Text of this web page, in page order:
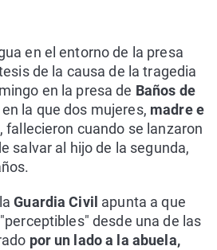
en el entorno de la presa
de la causa de la tragedia
en la presa de Baños de
en la que dos mujeres, madre e
, fallecieron cuando se lanzaron
salvar al hijo de la segunda,
Guardia Civil apunta a que
desde una de las
por un lado a la abuela,